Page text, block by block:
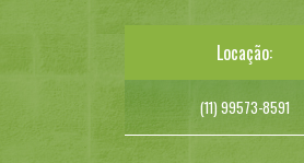
Locação:
(11) 99573-8591